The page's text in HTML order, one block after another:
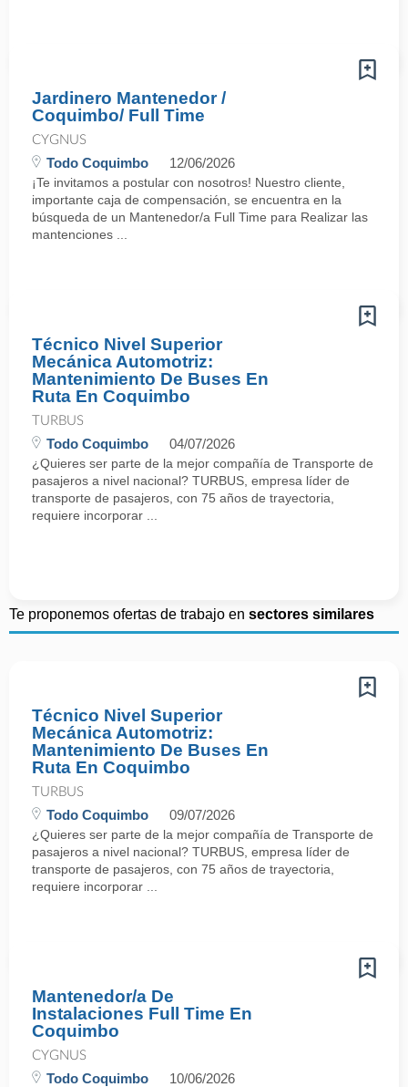
Jardinero Mantenedor /
Coquimbo/ Full Time
CYGNUS
Todo Coquimbo 12/06/2026
¡Te invitamos a postular con nosotros! Nuestro cliente,
importante caja de compensación, se encuentra en la
búsqueda de un Mantenedor/a Full Time para Realizar las
mantenciones ...
Técnico Nivel Superior
Mecánica Automotriz:
Mantenimiento De Buses En
Ruta En Coquimbo
TURBUS
Todo Coquimbo 04/07/2026
¿Quieres ser parte de la mejor compañía de Transporte de
pasajeros a nivel nacional? TURBUS, empresa líder de
transporte de pasajeros, con 75 años de trayectoria,
requiere incorporar ...
Te proponemos ofertas de trabajo en sectores similares
Técnico Nivel Superior
Mecánica Automotriz:
Mantenimiento De Buses En
Ruta En Coquimbo
TURBUS
Todo Coquimbo 09/07/2026
¿Quieres ser parte de la mejor compañía de Transporte de
pasajeros a nivel nacional? TURBUS, empresa líder de
transporte de pasajeros, con 75 años de trayectoria,
requiere incorporar ...
Mantenedor/a De
Instalaciones Full Time En
Coquimbo
CYGNUS
Todo Coquimbo 10/06/2026